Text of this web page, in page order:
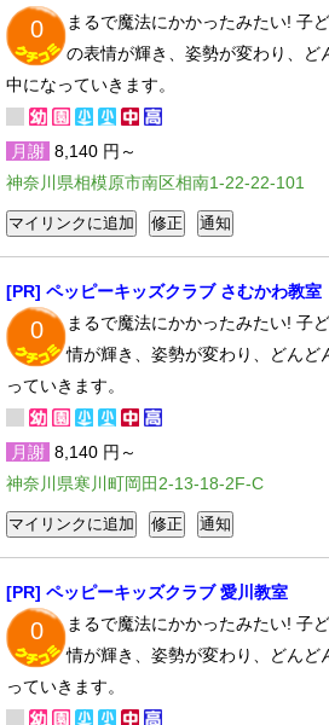
0
まるで魔法にかかったみたい! 子
の表情が輝き、姿勢が変わり、ど
中になっていきます。
月謝 8,140 円～
神奈川県相模原市南区相南1-22-22-101
[PR] ペッピーキッズクラブ さむかわ教室
0
まるで魔法にかかったみたい! 子
情が輝き、姿勢が変わり、どんど
っていきます。
月謝 8,140 円～
神奈川県寒川町岡田2-13-18-2F-C
[PR] ペッピーキッズクラブ 愛川教室
0
まるで魔法にかかったみたい! 子
情が輝き、姿勢が変わり、どんど
っていきます。